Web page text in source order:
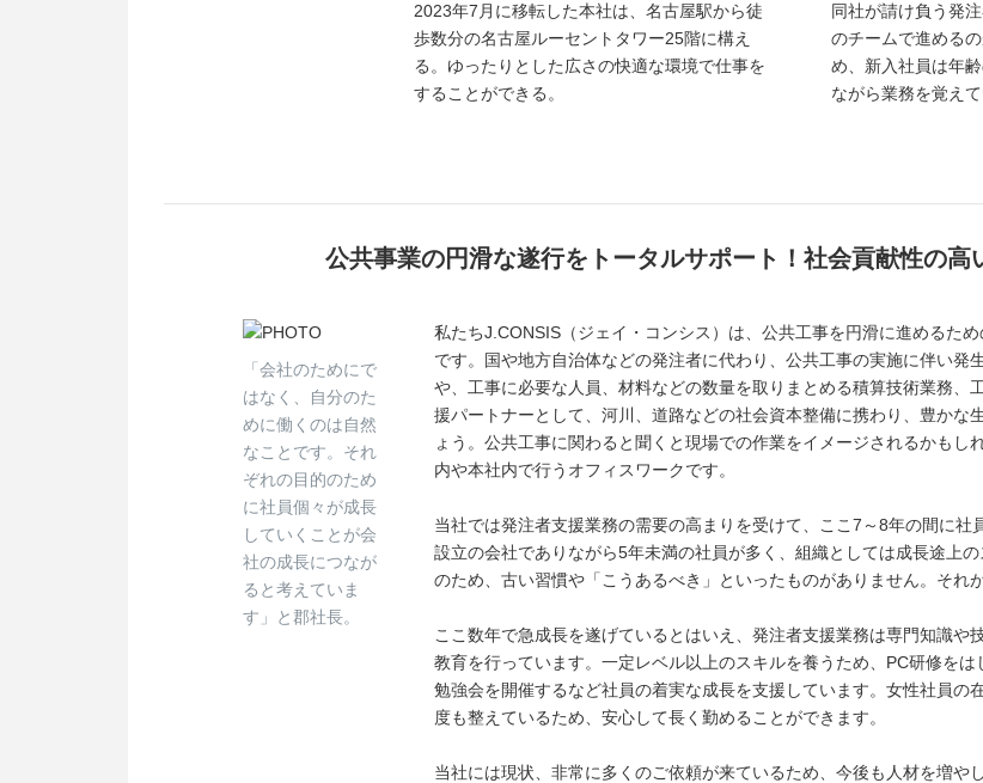
2023年7月に移転した本社は、名古屋駅から徒
歩数分の名古屋ルーセントタワー25階に構え
る。ゆったりとした広さの快適な環境で仕事を
することができる。
同社が請け負う発
のチームで進める
め、新入社員は年
ながら業務を覚え
公共事業の円滑な遂行をトータルサポート！社会貢献性の高
「会社のためにで
はなく、自分のた
めに働くのは自然
なことです。それ
ぞれの目的のため
に社員個々が成長
していくことが会
社の成長につなが
ると考えていま
す」と郡社長。
私たちJ.CONSIS（ジェイ・コンシス）は、公共工事を円滑に進めるた
です。国や地方自治体などの発注者に代わり、公共工事の実施に伴い発
や、工事に必要な人員、材料などの数量を取りまとめる積算技術業務、
援パートナーとして、河川、道路などの社会資本整備に携わり、豊かな
ょう。公共工事に関わると聞くと現場での作業をイメージされるかも
内や本社内で行うオフィスワークです。
当社では発注者支援業務の需要の高まりを受けて、ここ7～8年の間に
設立の会社でありながら5年未満の社員が多く、組織としては成長途上
のため、古い習慣や「こうあるべき」といったものがありません。それ
ここ数年で急成長を遂げているとはいえ、発注者支援業務は専門知識
教育を行っています。一定レベル以上のスキルを養うため、PC研修を
勉強会を開催するなど社員の着実な成長を支援しています。女性社員の
度も整えているため、安心して長く勤めることができます。
当社には現状、非常に多くのご依頼が来ているため、今後も人材を増や